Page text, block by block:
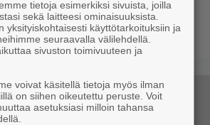
kesän
tietoja esimerkiksi sivuista, joilla
sekä laitteesi ominaisuuksista.
yksityiskohtaisesti käyttötarkoituksiin ja
seuraavalla välilehdellä.
sivuston toimivuuteen ja
voivat käsitellä tietoja myös ilman
on siihen oikeutettu peruste. Voit
asetuksiasi milloin tahansa